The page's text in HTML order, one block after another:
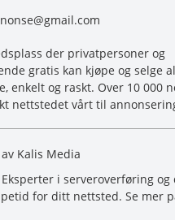
der privatpersoner og
gratis kan kjøpe og selge
enkelt og raskt. Over 10 000
nettstedet vårt til
Kalis Media
i serveroverføring
for ditt nettsted. Se mer